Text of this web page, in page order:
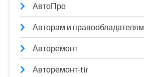
АвтоПро
Авторам и правообладателям
Авторемонт
Авторемонт-tir